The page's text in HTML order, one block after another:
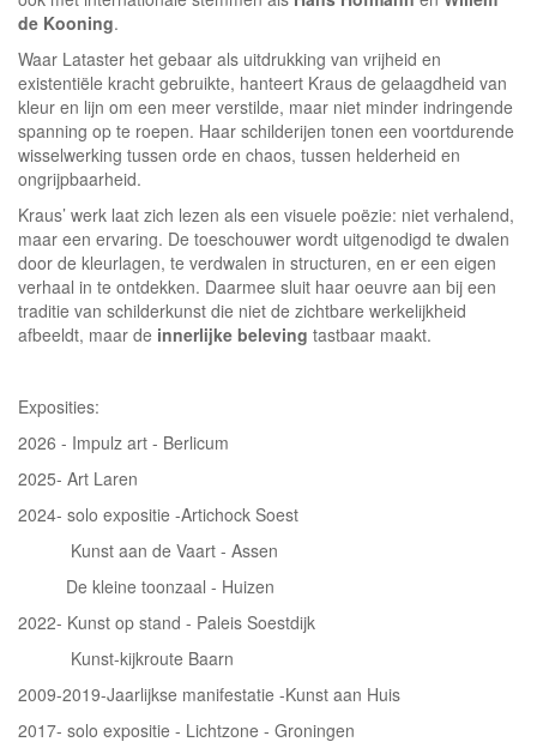
de Kooning.
Waar Lataster het gebaar als uitdrukking van vrijheid en
existentiële kracht gebruikte, hanteert Kraus de gelaagdheid van
kleur en lijn om een meer verstilde, maar niet minder indringende
spanning op te roepen. Haar schilderijen tonen een voortdurende
wisselwerking tussen orde en chaos, tussen helderheid en
ongrijpbaarheid.
Kraus’ werk laat zich lezen als een visuele poëzie: niet verhalend,
maar een ervaring. De toeschouwer wordt uitgenodigd te dwalen
door de kleurlagen, te verdwalen in structuren, en er een eigen
verhaal in te ontdekken. Daarmee sluit haar oeuvre aan bij een
traditie van schilderkunst die niet de zichtbare werkelijkheid
afbeeldt, maar de innerlijke beleving tastbaar maakt.
Exposities:
2026 - Impulz art - Berlicum
2025- Art Laren
2024- solo expositie -Artichock Soest
Kunst aan de Vaart - Assen
De kleine toonzaal - Huizen
2022- Kunst op stand - Paleis Soestdijk
Kunst-kijkroute Baarn
2009-2019-Jaarlijkse manifestatie -Kunst aan Huis
2017- solo expositie - Lichtzone - Groningen